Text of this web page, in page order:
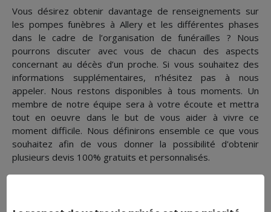
Vous désirez obtenir davantage de renseignements sur
les pompes funèbres à Allery et les différentes phases
dans le cadre de l’organisation de funérailles ? Nous
pourrons discuter avec vous de chacun des aspects
concernant au décès d’un proche. Si vous souhaitez des
informations supplémentaires, n’hésitez pas à nous
appeler. Nous restons disponibles à tous moments. Un
membre de notre équipe sera à votre écoute et mettra
tout en oeuvre dans le but de vous aider à vivre ce
moment difficile. Nous définirons ensemble ce que vous
souhaitez afin de vous donner la possibilité d'obtenir
plusieurs devis 100% gratuits et personnalisés.